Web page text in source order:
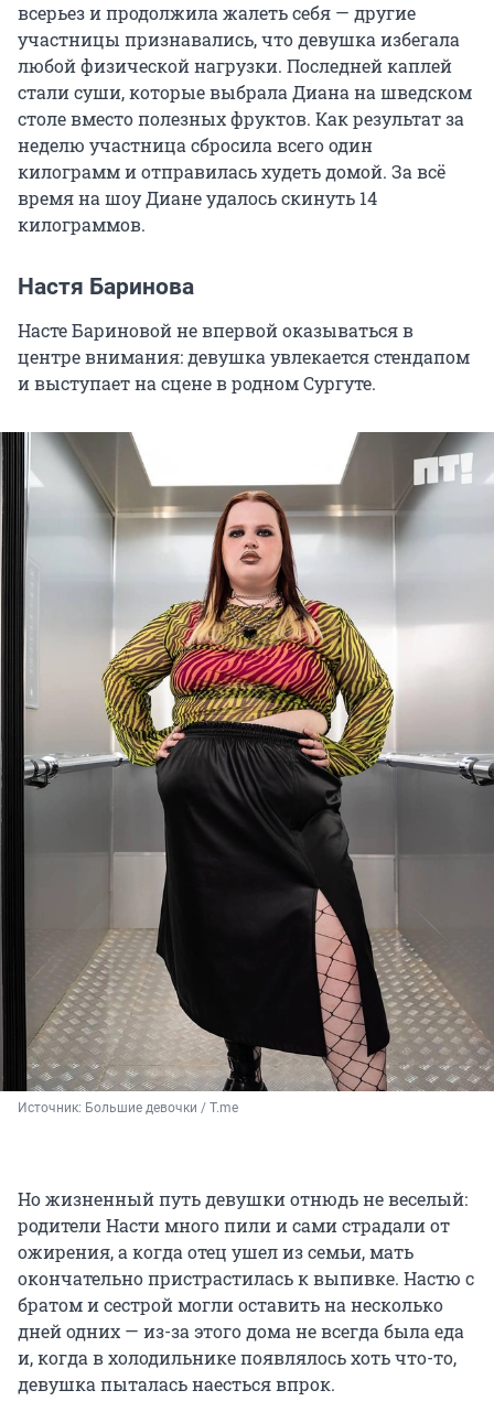
всерьез и продолжила жалеть себя — другие
участницы признавались, что девушка избегала
любой физической нагрузки. Последней каплей
стали суши, которые выбрала Диана на шведском
столе вместо полезных фруктов. Как результат за
неделю участница сбросила всего один
килограмм и отправилась худеть домой. За всё
время на шоу Диане удалось скинуть 14
килограммов.
Настя Баринова
Насте Бариновой не впервой оказываться в
центре внимания: девушка увлекается стендапом
и выступает на сцене в родном Сургуте.
Источник: Большие девочки / T.me
Но жизненный путь девушки отнюдь не веселый:
родители Насти много пили и сами страдали от
ожирения, а когда отец ушел из семьи, мать
окончательно пристрастилась к выпивке. Настю с
братом и сестрой могли оставить на несколько
дней одних — из-за этого дома не всегда была еда
и, когда в холодильнике появлялось хоть что-то,
девушка пыталась наесться впрок.